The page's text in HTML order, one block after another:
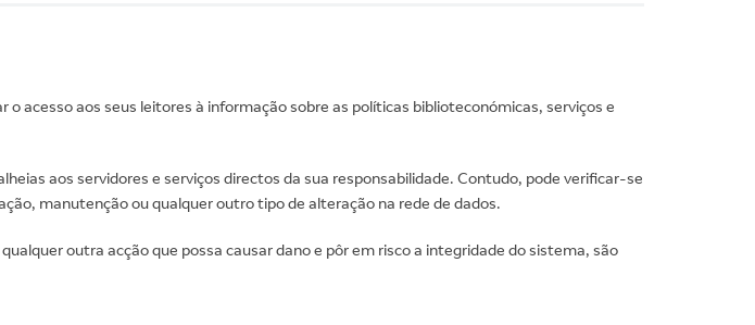
acesso aos seus leitores à informação sobre as políticas biblioteconómicas, serviços e
aos servidores e serviços directos da sua responsabilidade. Contudo, pode verificar-se
manutenção ou qualquer outro tipo de alteração na rede de dados.
outra acção que possa causar dano e pôr em risco a integridade do sistema, são